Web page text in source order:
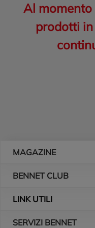
Al
prodotti
MAGAZINE
BENNET CLUB
LINK UTILI
SERVIZI BENNET